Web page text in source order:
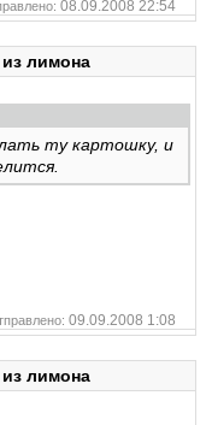
08.09.2008 22:54
лимона
ту картошку, и
09.09.2008 1:08
лимона